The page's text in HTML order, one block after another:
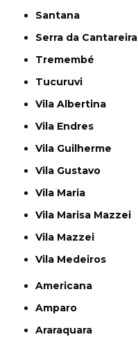
Santana
Serra da Cantareira
Tremembé
Tucuruvi
Vila Albertina
Vila Endres
Vila Guilherme
Vila Gustavo
Vila Maria
Vila Marisa Mazzei
Vila Mazzei
Vila Medeiros
Americana
Amparo
Araraquara